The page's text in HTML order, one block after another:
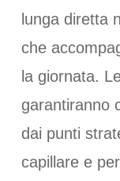
lunga diretta
che
la giornata.
garantiranno
dai punti
capillare e